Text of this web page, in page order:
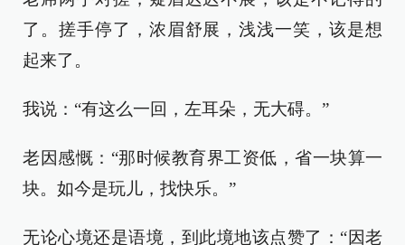
了。搓手停了，浓眉舒展，浅浅一笑，该是想
起来了。
我说：“有这么一回，左耳朵，无大碍。”
老因感慨：“那时候教育界工资低，省一块算一
块。如今是玩儿，找快乐。”
无论心境还是语境，到此境地该点赞了：“因老